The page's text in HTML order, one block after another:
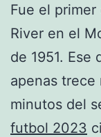
Fue el
River en el
de 1951.
apenas
minutos del
futbol 2023